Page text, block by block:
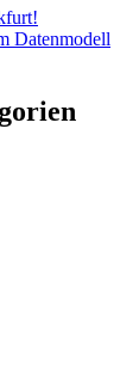
Datenmodell